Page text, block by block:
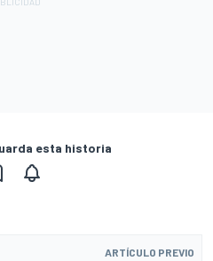
esta historia
ARTÍCULO PREVIO